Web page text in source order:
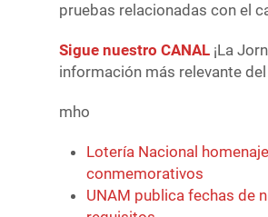
pruebas relacionadas con el
Sigue nuestro CANAL ¡La
información más relevante
mho
Lotería Nacional
conmemorativos
UNAM publica fechas de